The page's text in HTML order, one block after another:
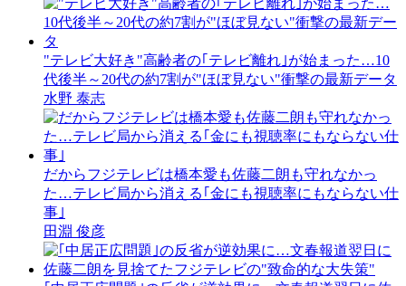
"テレビ大好き"高齢者の｢テレビ離れ｣が始まった…10
代後半～20代の約7割が"ほぼ見ない"衝撃の最新データ
水野 泰志
だからフジテレビは橋本愛も佐藤二朗も守れなかっ
た…テレビ局から消える｢金にも視聴率にもならない仕
事｣
田淵 俊彦